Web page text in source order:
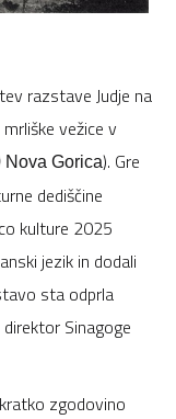
razstave Judje na
vežice v
Gorica). Gre
dediščine
kulture 2025
jezik in dodali
sta odprla
Sinagoge
zgodovino